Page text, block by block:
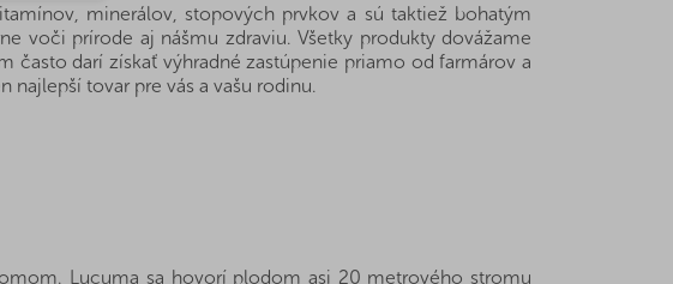
minerálov, stopových prvkov a sú taktiež bohatým
voči prírode aj nášmu zdraviu. Všetky produkty dovážame
darí získať výhradné zastúpenie priamo od farmárov a
tovar pre vás a vašu rodinu.
Lucuma sa hovorí plodom asi 20 metrového stromu